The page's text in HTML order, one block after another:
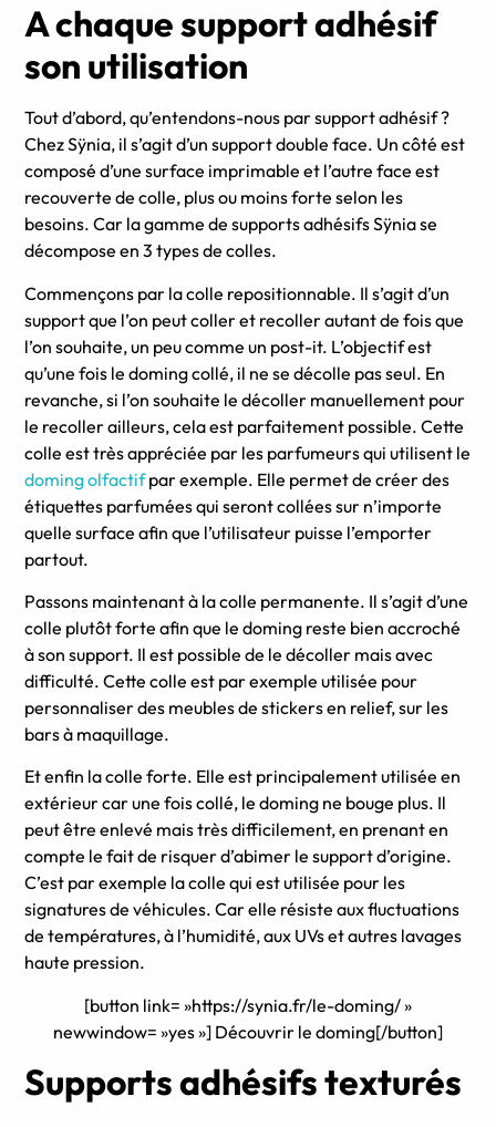
A chaque support adhésif
son utilisation
Tout d’abord, qu’entendons-nous par support adhésif ?
Chez Sÿnia, il s’agit d’un support double face. Un côté est
composé d’une surface imprimable et l’autre face est
recouverte de colle, plus ou moins forte selon les
besoins. Car la gamme de supports adhésifs Sÿnia se
décompose en 3 types de colles.
Commençons par la colle repositionnable. Il s’agit d’un
support que l’on peut coller et recoller autant de fois que
l’on souhaite, un peu comme un post-it. L’objectif est
qu’une fois le doming collé, il ne se décolle pas seul. En
revanche, si l’on souhaite le décoller manuellement pour
le recoller ailleurs, cela est parfaitement possible. Cette
colle est très appréciée par les parfumeurs qui utilisent le
doming olfactifpar exemple. Elle permet de créer des
étiquettes parfumées qui seront collées sur n’importe
quelle surface afin que l’utilisateur puisse l’emporter
partout.
Passons maintenant à la colle permanente. Il s’agit d’une
colle plutôt forte afin que le doming reste bien accroché
à son support. Il est possible de le décoller mais avec
difficulté. Cette colle est par exemple utilisée pour
personnaliser des meubles de stickers en relief, sur les
bars à maquillage.
Et enfin la colle forte. Elle est principalement utilisée en
extérieur car une fois collé, le doming ne bouge plus. Il
peut être enlevé mais très difficilement, en prenant en
compte le fait de risquer d’abimer le support d’origine.
C’est par exemple la colle qui est utilisée pour les
signatures de véhicules. Car elle résiste aux fluctuations
de températures, à l’humidité, aux UVs et autres lavages
haute pression.
[button link= »https://synia.fr/le-doming/ »
newwindow= »yes »] Découvrir le doming[/button]
Supports adhésifs texturés